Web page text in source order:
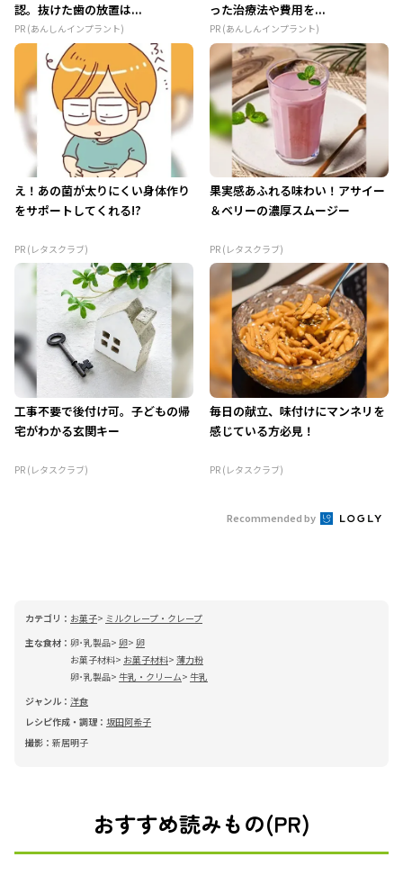
認。抜けた歯の放置は...
PR (あんしんインプラント)
った治療法や費用を...
PR (あんしんインプラント)
え！あの菌が太りにくい身体作り
をサポートしてくれる!?
PR (レタスクラブ)
果実感あふれる味わい！アサイー
＆ベリーの濃厚スムージー
PR (レタスクラブ)
工事不要で後付け可。子どもの帰
宅がわかる玄関キー
PR (レタスクラブ)
毎日の献立、味付けにマンネリを
感じている方必見！
PR (レタスクラブ)
Recommended by
カテゴリ： お菓子
ミルクレープ・クレープ
主な食材： 卵･乳製品 卵 卵
お菓子材料
お菓子材料 薄力粉
卵･乳製品 牛乳・クリーム 牛乳
ジャンル： 洋食
レシピ作成・調理： 坂田阿希子
撮影： 新居明子
おすすめ読みもの(PR)